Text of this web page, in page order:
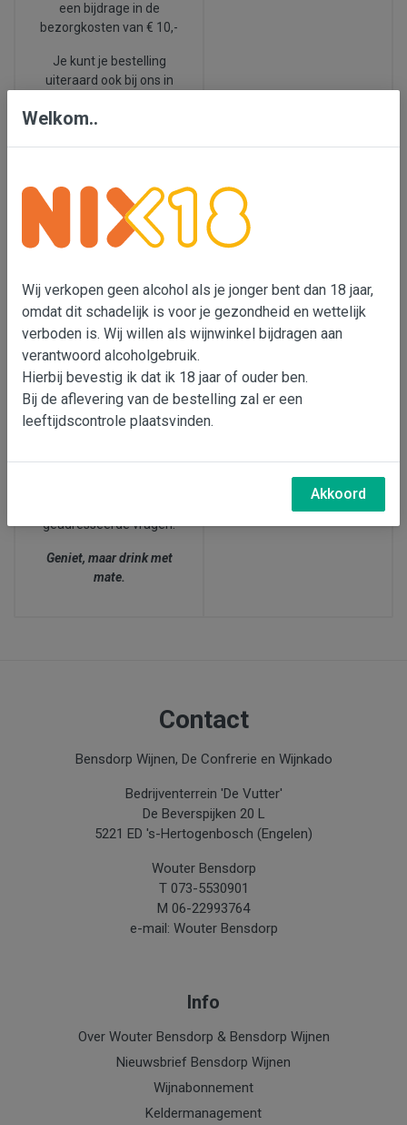
een bijdrage in de
bezorgkosten van € 10,-
Je kunt je bestelling
uiteraard ook bij ons in
Nix 18
dan 18 jaar, omdat dit
schadelijk is voor je
gezondheid en wettelijk
verboden is. Wij willen als
wijnimporteur bijdragen
aan verantwoord
alcoholgebruik. Er is met
onze transportpartners
twijfel over de leeftijd
geadresseerde vragen.
Geniet, maar drink met
mate.
proeverijen, check de
data in de balk hierboven
wijnproeverij
hier 🍷
ons in Den Bosch (15.00-
17.30 uur)
Contact
Bensdorp Wijnen, De Confrerie en Wijnkado
Bedrijventerrein 'De Vutter'
De Beverspijken 20 L
5221 ED 's-Hertogenbosch (Engelen)
Wouter Bensdorp
T 073-5530901
M 06-22993764
e-mail: Wouter Bensdorp
Info
Over Wouter Bensdorp & Bensdorp Wijnen
Nieuwsbrief Bensdorp Wijnen
Wijnabonnement
Keldermanagement
Welkom..
Wij verkopen geen alcohol als je jonger bent dan 18 jaar,
omdat dit schadelijk is voor je gezondheid en wettelijk
verboden is. Wij willen als wijnwinkel bijdragen aan
verantwoord alcoholgebruik.
Hierbij bevestig ik dat ik 18 jaar of ouder ben.
Bij de aflevering van de bestelling zal er een
leeftijdscontrole plaatsvinden.
Akkoord